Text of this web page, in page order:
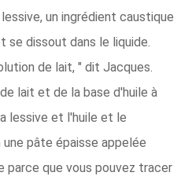
un ingrédient caustique
dissout dans le liquide.
de lait, " dit Jacques.
lait et de la base d'huile à
lessive et l'huile et le
pâte épaisse appelée
parce que vous pouvez tracer